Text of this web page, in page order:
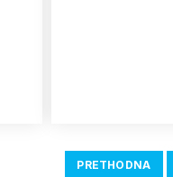
PRETHODNA